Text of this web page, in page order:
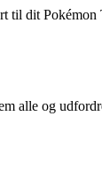
til dit
alle og